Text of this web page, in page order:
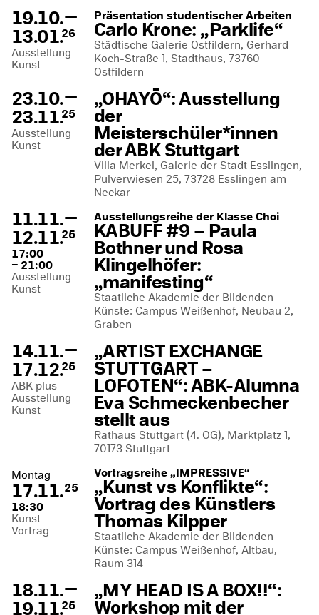
19.10.—
13.01.26
Ausstellung
Kunst
Präsentation studentischer Arbeiten
Carlo Krone: „Parklife“
Städtische Galerie Ostfildern, Gerhard-
Koch-Straße 1, Stadthaus, 73760
Ostfildern
23.10.—
23.11.25
Ausstellung
Kunst
„OHAYŌ“: Ausstellung
der
Meisterschüler*innen
der ABK Stuttgart
Villa Merkel, Galerie der Stadt Esslingen,
Pulverwiesen 25, 73728 Esslingen am
Neckar
11.11.—
12.11.25
17:00
– 21:00
Ausstellung
Kunst
Ausstellungsreihe der Klasse Choi
KABUFF #9 – Paula
Bothner und Rosa
Klingelhöfer:
„manifesting“
Staatliche Akademie der Bildenden
Künste: Campus Weißenhof, Neubau 2,
Graben
14.11.—
17.12.25
ABK plus
Ausstellung
Kunst
„ARTIST EXCHANGE
STUTTGART –
LOFOTEN“: ABK-Alumna
Eva Schmeckenbecher
stellt aus
Rathaus Stuttgart (4. OG), Marktplatz 1,
70173 Stuttgart
Montag
17.11.25
18:30
Kunst
Vortrag
Vortragsreihe „IMPRESSIVE“
„Kunst vs Konflikte“:
Vortrag des Künstlers
Thomas Kilpper
Staatliche Akademie der Bildenden
Künste: Campus Weißenhof, Altbau,
Raum 314
18.11.—
19.11.25
„MY HEAD IS A BOX!!“:
Workshop mit der